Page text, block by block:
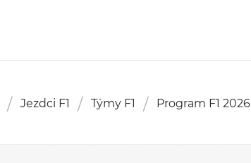
Jezdci F1 Týmy F1 Program F1 2026